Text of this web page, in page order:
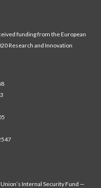
funding from the European
Research and Innovation
Internal Security Fund —